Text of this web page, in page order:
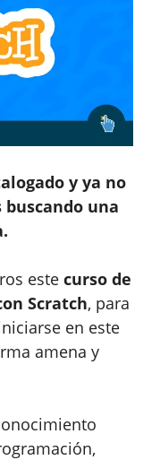
y ya no
una
este curso de
Scratch, para
en este
amena y